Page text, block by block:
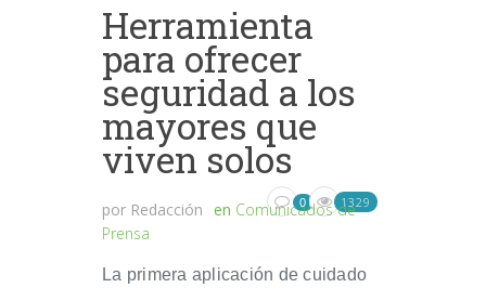
Herramienta
para ofrecer
seguridad a los
mayores que
viven solos
por Redacción en Comunicados de
Prensa
0 1329
La primera aplicación de cuidado